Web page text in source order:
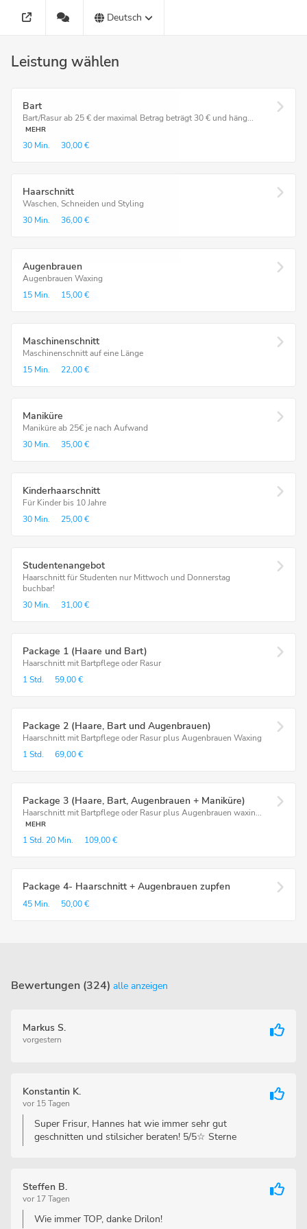
Deutsch
Leistung wählen
Bart
Bart/Rasur ab 25 € der maximal Betrag beträgt 30 € und häng...
MEHR
30 Min. 30,00 €
Haarschnitt
Waschen, Schneiden und Styling
30 Min.
36,00 €
Augenbrauen
Augenbrauen Waxing
15 Min.
15,00 €
Maschinenschnitt
Maschinenschnitt auf eine Länge
15 Min.
22,00 €
Maniküre
Maniküre ab 25€ je nach Aufwand
30 Min.
35,00 €
Kinderhaarschnitt
Für Kinder bis 10 Jahre
30 Min.
25,00 €
Studentenangebot
Haarschnitt für Studenten nur Mittwoch und Donnerstag
buchbar!
30 Min.
31,00 €
Package 1 (Haare und Bart)
Haarschnitt mit Bartpflege oder Rasur
1 Std.
59,00 €
Package 2 (Haare, Bart und Augenbrauen)
Haarschnitt mit Bartpflege oder Rasur plus Augenbrauen Waxing
1 Std.
69,00 €
Package 3 (Haare, Bart, Augenbrauen + Maniküre)
Haarschnitt mit Bartpflege oder Rasur plus Augenbrauen waxin...
MEHR
1 Std. 20 Min. 109,00 €
Package 4- Haarschnitt + Augenbrauen zupfen
45 Min. 50,00 €
Bewertungen (324) alle anzeigen
Markus S.
vorgestern
Konstantin K.
vor 15 Tagen
Super Frisur, Hannes hat wie immer sehr gut
geschnitten und stilsicher beraten! 5/5☆ Sterne
Steffen B.
vor 17 Tagen
Wie immer TOP, danke Drilon!